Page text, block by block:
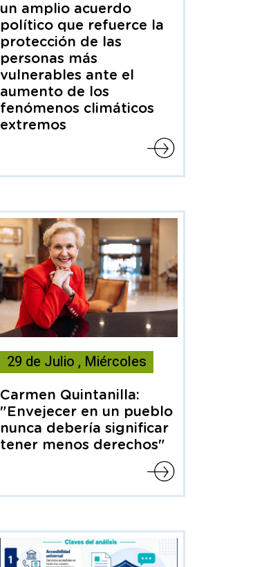
un amplio acuerdo
político que refuerce la
protección de las
personas más
vulnerables ante el
aumento de los
fenómenos climáticos
extremos
noticia
Articulo
29 de Julio , Miércoles
Carmen Quintanilla:
"Envejecer en un pueblo
nunca debería significar
tener menos derechos"